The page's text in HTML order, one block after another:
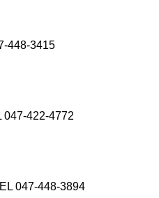
448-3415
422-4772
047-448-3894